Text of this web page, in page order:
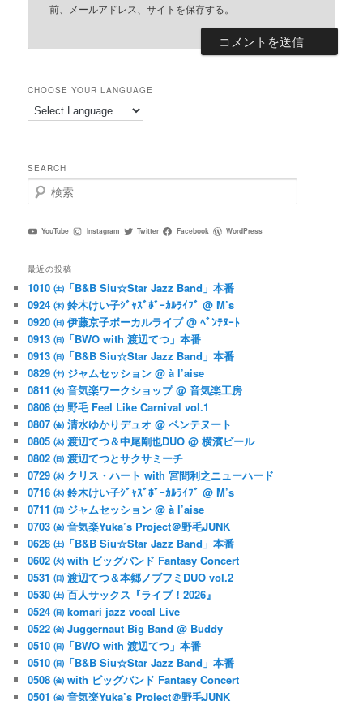
前、メールアドレス、サイトを保存する。
CHOOSE YOUR LANGUAGE
SEARCH
検
索
YouTube Instagram Twitter Facebook WordPress
最近の投稿
1010 ㈯「B&B Siu☆Star Jazz Band」本番
0924 ㈭ 鈴木けい子ｼﾞｬｽﾞﾎﾞｰｶﾙﾗｲﾌﾞ @ M’s
0920 ㈰ 伊藤京子ボーカルライブ @ ﾍﾞﾝﾃﾇｰﾄ
0913 ㈰「BWO with 渡辺てつ」本番
0913 ㈰「B&B Siu☆Star Jazz Band」本番
0829 ㈯ ジャムセッション @ à l’aise
0811 ㈫ 音気楽ワークショップ @ 音気楽工房
0808 ㈯ 野毛 Feel Like Carnival vol.1
0807 ㈮ 清水ゆかりデュオ @ ベンテヌート
0805 ㈬ 渡辺てつ＆中尾剛也DUO @ 横濱ビール
0802 ㈰ 渡辺てつとサクサミーチ
0729 ㈬ クリス・ハート with 宮間利之ニューハード
0716 ㈭ 鈴木けい子ｼﾞｬｽﾞﾎﾞｰｶﾙﾗｲﾌﾞ @ M’s
0711 ㈰ ジャムセッション @ à l’aise
0703 ㈮ 音気楽Yuka’s Project＠野毛JUNK
0628 ㈯「B&B Siu☆Star Jazz Band」本番
0602 ㈫ with ビッグバンド Fantasy Concert
0531 ㈰ 渡辺てつ＆本郷ノブフミDUO vol.2
0530 ㈯ 百人サックス『ライブ！2026』
0524 ㈰ komari jazz vocal Live
0522 ㈮ Juggernaut Big Band @ Buddy
0510 ㈰「BWO with 渡辺てつ」本番
0510 ㈰「B&B Siu☆Star Jazz Band」本番
0508 ㈮ with ビッグバンド Fantasy Concert
0501 ㈮ 音気楽Yuka’s Project＠野毛JUNK